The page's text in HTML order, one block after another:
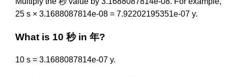
25 s × 3.1688087814e-08 = 7.92202195351e-07 y.
What is 10 秒 in 年?
10 s = 3.1688087814e-07 y.